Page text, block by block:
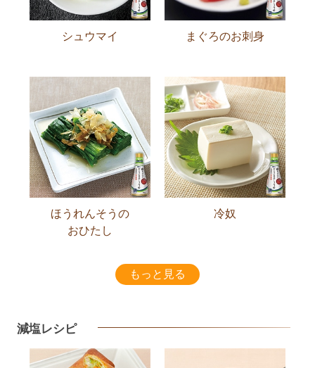
シュウマイ まぐろのお刺身
ほうれんそうの
おひたし
冷奴
もっと見る
減塩レシピ